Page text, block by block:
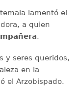
lamentó el
a quien
.
y seres queridos,
en la
el Arzobispado.